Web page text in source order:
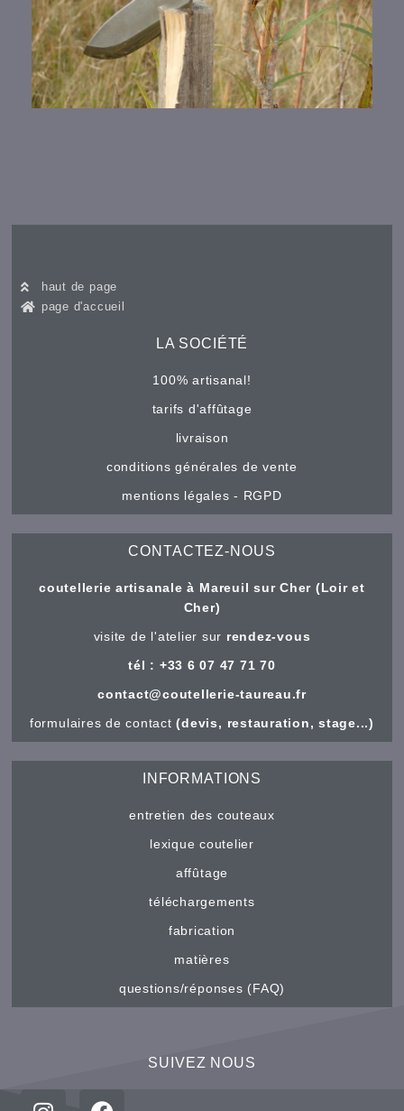
haut de page
page d'accueil
LA SOCIÉTÉ
100% artisanal!
tarifs d'affûtage
livraison
conditions générales de vente
mentions légales - RGPD
CONTACTEZ-NOUS
coutellerie artisanale à Mareuil sur Cher (Loir et
Cher)
visite de l'atelier sur rendez-vous
tél : +33 6 07 47 71 70
contact@coutellerie-taureau.fr
formulaires de contact(devis, restauration, stage...)
INFORMATIONS
entretien des couteaux
lexique coutelier
affûtage
téléchargements
fabrication
matières
questions/réponses (FAQ)
SUIVEZ NOUS